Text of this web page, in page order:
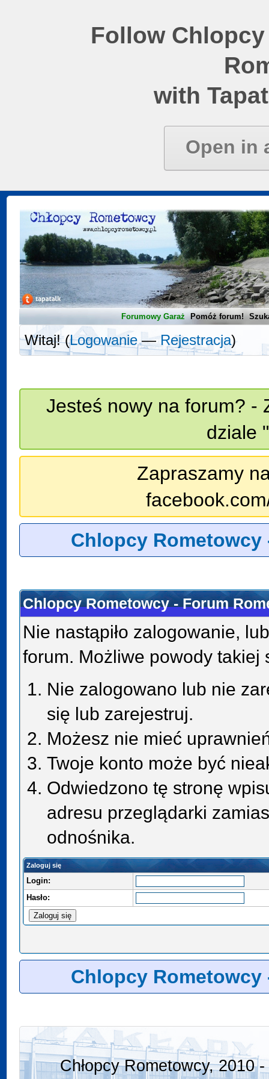
Follow
with
Open in
Forumowy Garaż Pomóż forum!
Witaj! (Logowanie—Rejestracja)
Jesteś nowy na forum? -
dziale
Zapraszamy
Chlopcy Rometowcy
Chlopcy Rometowcy - Forum
Nie nastąpiło zalogowanie,
forum. Możliwe powody takiej
Nie zalogowano lub nie
się lub zarejestruj.
Możesz nie mieć
Twoje konto może być
Odwiedzono tę stronę
adresu przeglądarki
odnośnika.
Zaloguj się
Login:
Hasło:
Chlopcy Rometowcy
Chłopcy Rometowcy, 2010